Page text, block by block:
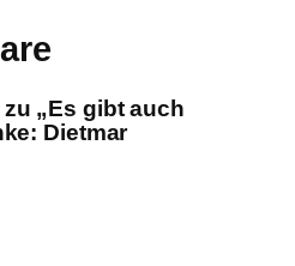
„Es gibt auch
Dietmar